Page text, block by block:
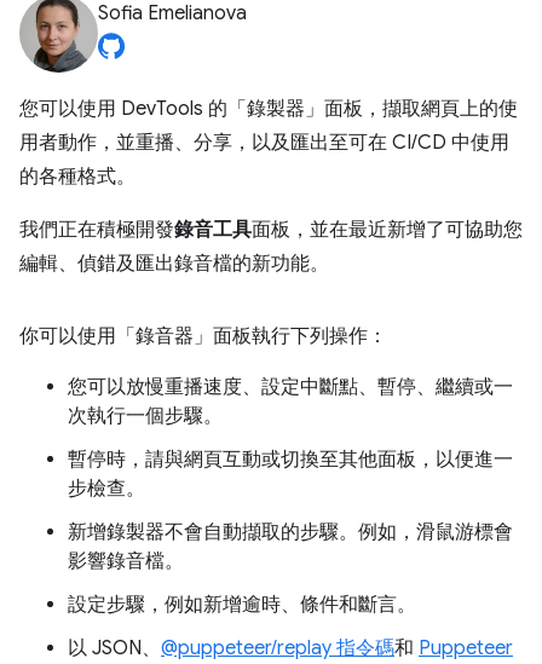
Sofia Emelianova
您可以使用 DevTools 的「錄製器」 面板，擷取網頁上的使
用者動作，並重播、分享，以及匯出至可在 CI/CD 中使用
的各種格式。
我們正在積極開發錄音工具面板，並在最近新增了可協助您
編輯、偵錯及匯出錄音檔的新功能。
你可以使用「錄音器」 面板執行下列操作：
您可以放慢重播速度、設定中斷點、暫停、繼續或一
次執行一個步驟。
暫停時，請與網頁互動或切換至其他面板，以便進一
步檢查。
新增錄製器不會自動擷取的步驟。例如，滑鼠游標會
影響錄音檔。
設定步驟，例如新增逾時、條件和斷言。
以 JSON、 @puppeteer/replay 指令碼和 Puppeteer